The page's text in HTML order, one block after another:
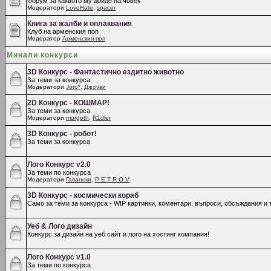
Модератори LoveHate spacer
Книга за жалби и оплаквания
Клуб на арменския поп
Модератор Арменския поп
Минали конкурси
3D Конкурс - Фантастично ездитно животно
За теми за конкурса
Модератори Joro* Джоуви
2D Конкурс - КОШМАР!
За теми за конкурса
Модератори morgoth R1dler
3D Конкурс - робот!
За теми за конкурса
Лого Конкурс v2.0
За теми по конкурса
Модератори Гавански P E T R O V
3D Конкурс - космически кораб
Само за теми за конкурса - WIP картинки, коментари, въпроси, обсъждания и
Уеб & Лого дизайн
Конкурс за дизайн на уеб сайт и лого на хостинг компания!
Лого Конкурс v1.0
За теми по конкурса